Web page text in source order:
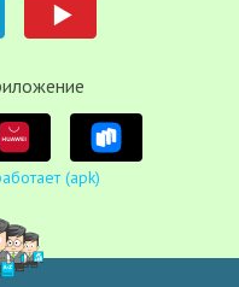
(apk)